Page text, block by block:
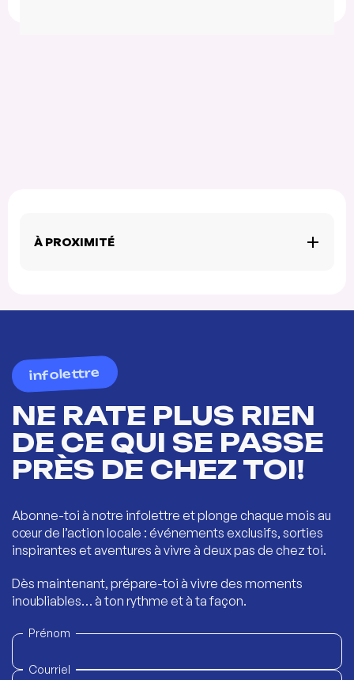
À PROXIMITÉ
infolettre
NE RATE PLUS RIEN
DE CE QUI SE PASSE
PRÈS DE CHEZ TOI!
Abonne-toi à notre infolettre et plonge chaque mois au
cœur de l’action locale : événements exclusifs, sorties
inspirantes et aventures à vivre à deux pas de chez toi.
Dès maintenant, prépare-toi à vivre des moments
inoubliables… à ton rythme et à ta façon.
Prénom
Courriel